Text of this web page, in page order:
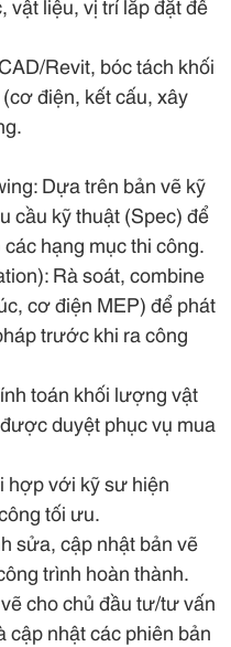
Revit, bóc tách khối
điện, kết cấu, xây
Dựa trên bản vẽ kỹ
cầu kỹ thuật (Spec) để
hạng mục thi công.
Rà soát, combine
cơ điện MEP) để phát
trước khi ra công
toán khối lượng vật
duyệt phục vụ mua
hợp với kỹ sư hiện
tối ưu.
sửa, cập nhật bản vẽ
trình hoàn thành.
cho chủ đầu tư/tư vấn
nhật các phiên bản